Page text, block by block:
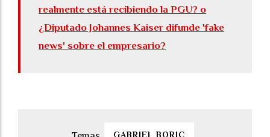
realmente está recibiendo la PGU? o
¿Diputado Johannes Kaiser difunde 'fake
news' sobre el empresario?